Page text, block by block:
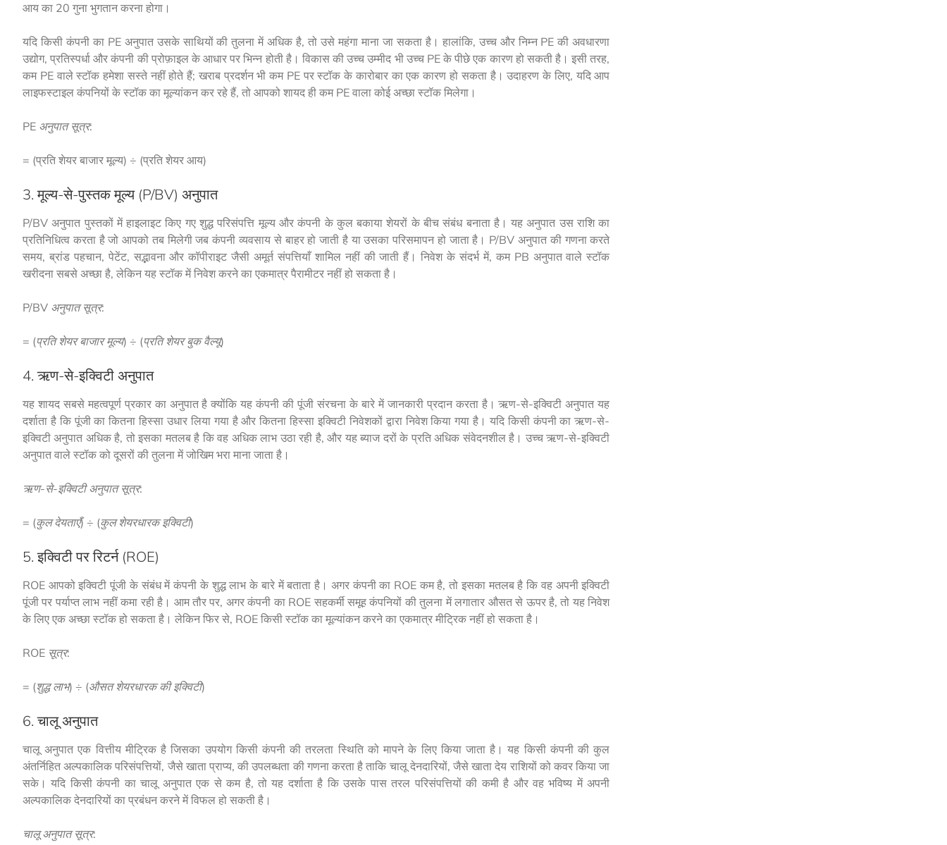
आय का 20 गुना भुगतान करना होगा।
यदि किसी कंपनी का PE अनुपात उसके साथियों की तुलना में अधिक है, तो उसे महंगा माना जा सकता है। हालांकि, उच्च और निम्न PE की अवधारणा
उद्योग, प्रतिस्पर्धा और कंपनी की प्रोफ़ाइल के आधार पर भिन्न होती है। विकास की उच्च उम्मीद भी उच्च PE के पीछे एक कारण हो सकती है। इसी तरह,
कम PE वाले स्टॉक हमेशा सस्ते नहीं होते हैं; खराब प्रदर्शन भी कम PE पर स्टॉक के कारोबार का एक कारण हो सकता है। उदाहरण के लिए, यदि आप
लाइफस्टाइल कंपनियों के स्टॉक का मूल्यांकन कर रहे हैं, तो आपको शायद ही कम PE वाला कोई अच्छा स्टॉक मिलेगा।
PE अनुपात सूत्र:
= (प्रति शेयर बाजार मूल्य) ÷ (प्रति शेयर आय)
3. मूल्य-से-पुस्तक मूल्य (P/BV) अनुपात
P/BV अनुपात पुस्तकों में हाइलाइट किए गए शुद्ध परिसंपत्ति मूल्य और कंपनी के कुल बकाया शेयरों के बीच संबंध बनाता है। यह अनुपात उस राशि का
प्रतिनिधित्व करता है जो आपको तब मिलेगी जब कंपनी व्यवसाय से बाहर हो जाती है या उसका परिसमापन हो जाता है। P/BV अनुपात की गणना करते
समय, ब्रांड पहचान, पेटेंट, सद्भावना और कॉपीराइट जैसी अमूर्त संपत्तियाँ शामिल नहीं की जाती हैं। निवेश के संदर्भ में, कम PB अनुपात वाले स्टॉक
खरीदना सबसे अच्छा है, लेकिन यह स्टॉक में निवेश करने का एकमात्र पैरामीटर नहीं हो सकता है।
P/BV अनुपात सूत्र:
= (प्रति शेयर बाजार मूल्य) ÷ (प्रति शेयर बुक वैल्यू)
4. ऋण-से-इक्विटी अनुपात
यह शायद सबसे महत्वपूर्ण प्रकार का अनुपात है क्योंकि यह कंपनी की पूंजी संरचना के बारे में जानकारी प्रदान करता है। ऋण-से-इक्विटी अनुपात यह
दर्शाता है कि पूंजी का कितना हिस्सा उधार लिया गया है और कितना हिस्सा इक्विटी निवेशकों द्वारा निवेश किया गया है। यदि किसी कंपनी का ऋण-से-
इक्विटी अनुपात अधिक है, तो इसका मतलब है कि वह अधिक लाभ उठा रही है, और यह ब्याज दरों के प्रति अधिक संवेदनशील है। उच्च ऋण-से-इक्विटी
अनुपात वाले स्टॉक को दूसरों की तुलना में जोखिम भरा माना जाता है।
ऋण-से-इक्विटी अनुपात सूत्र:
= (कुल देयताएँ) ÷ (कुल शेयरधारक इक्विटी)
5. इक्विटी पर रिटर्न (ROE)
ROE आपको इक्विटी पूंजी के संबंध में कंपनी के शुद्ध लाभ के बारे में बताता है। अगर कंपनी का ROE कम है, तो इसका मतलब है कि वह अपनी इक्विटी
पूंजी पर पर्याप्त लाभ नहीं कमा रही है। आम तौर पर, अगर कंपनी का ROE सहकर्मी समूह कंपनियों की तुलना में लगातार औसत से ऊपर है, तो यह निवेश
के लिए एक अच्छा स्टॉक हो सकता है। लेकिन फिर से, ROE किसी स्टॉक का मूल्यांकन करने का एकमात्र मीट्रिक नहीं हो सकता है।
ROE सूत्र:
= (शुद्ध लाभ) ÷ (औसत शेयरधारक की इक्विटी)
6. चालू अनुपात
चालू अनुपात एक वित्तीय मीट्रिक है जिसका उपयोग किसी कंपनी की तरलता स्थिति को मापने के लिए किया जाता है। यह किसी कंपनी की कुल
अंतर्निहित अल्पकालिक परिसंपत्तियों, जैसे खाता प्राप्य, की उपलब्धता की गणना करता है ताकि चालू देनदारियों, जैसे खाता देय राशियों को कवर किया जा
सके। यदि किसी कंपनी का चालू अनुपात एक से कम है, तो यह दर्शाता है कि उसके पास तरल परिसंपत्तियों की कमी है और वह भविष्य में अपनी
अल्पकालिक देनदारियों का प्रबंधन करने में विफल हो सकती है।
चालू अनुपात सूत्र: